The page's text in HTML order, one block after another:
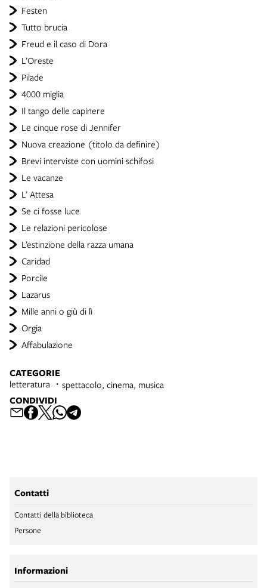
Festen
Tutto brucia
Freud e il caso di Dora
L’Oreste
Pilade
4000 miglia
Il tango delle capinere
Le cinque rose di Jennifer
Nuova creazione (titolo da definire)
Brevi interviste con uomini schifosi
Le vacanze
L’ Attesa
Se ci fosse luce
Le relazioni pericolose
L’estinzione della razza umana
Caridad
Porcile
Lazarus
Mille anni o giù di lì
Orgia
Affabulazione
CATEGORIE
letteratura spettacolo, cinema, musica
CONDIVIDI
Contatti
Contatti della biblioteca
Persone
Informazioni